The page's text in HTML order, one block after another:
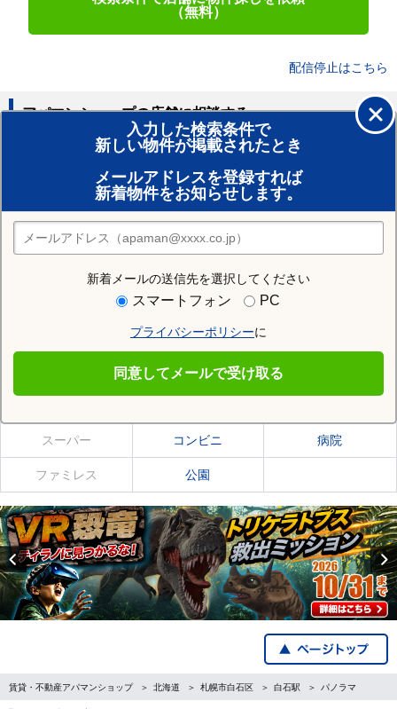
（無料）
配信停止はこちら
入力した検索条件で
新しい物件が掲載されたとき
メールアドレスを登録すれば
新着物件をお知らせします。
新着メールの送信先を選択してください
スマートフォン PC
プライバシーポリシーに
同意してメールで受け取る
アパマンショップの店舗に相談する
賃貸のプロがお部屋探し！
おまかせ物件リクエスト
住みたい街の店舗を探す
店舗検索
住む街研究所で白石駅の情報を見る
白石駅の施設一覧
スーパー コンビニ 病院
ファミレス 公園
Previous
賃貸・不動産アパマンショップ 北海道 札幌市白石区 白石駅 パノラマ